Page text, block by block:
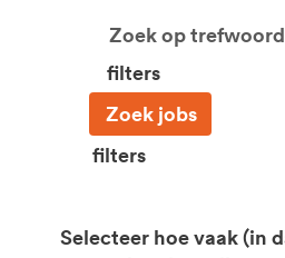
filters
filters
Selecteer hoe vaak (in